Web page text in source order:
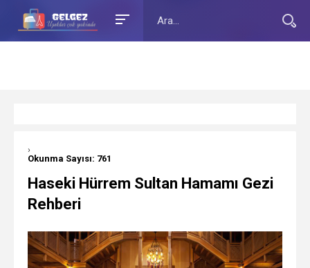
›
Okunma Sayısı: 761
Haseki Hürrem Sultan Hamamı Gezi
Rehberi